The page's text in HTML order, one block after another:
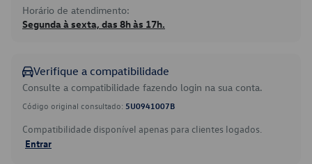
Horário de atendimento:
Segunda à sexta, das 8h às 17h.
Verifique a compatibilidade
Consulte a compatibilidade fazendo login na sua conta.
Código original consultado: 5U0941007B
Compatibilidade disponível apenas para clientes logados.
Entrar